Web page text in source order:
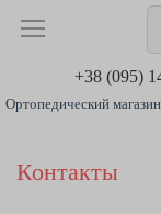
+38 (095)
Ортопедический магазин
Контакты